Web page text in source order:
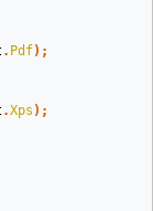
. Pdf);
.Xps );